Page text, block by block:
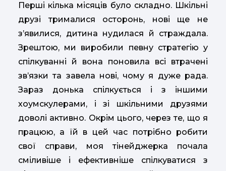
Перші кілька місяців було складно. Шкільні
друзі трималися осторонь, нові ще не
з’явилися, дитина нудилася й страждала.
Зрештою, ми виробили певну стратегію у
спілкуванні й вона поновила всі втрачені
зв’язки та завела нові, чому я дуже рада.
Зараз донька спілкується і з іншими
хоумскулерами, і зі шкільними друзями
доволі активно. Окрім цього, через те, що я
працюю, а їй в цей час потрібно робити
свої справи, моя тінейджерка почала
сміливіше і ефективніше спілкуватися з